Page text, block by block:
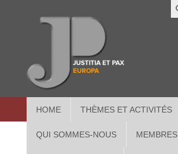
HOME THÈMES ET ACTIVITÉS
QUI SOMMES-NOUS MEMBRES